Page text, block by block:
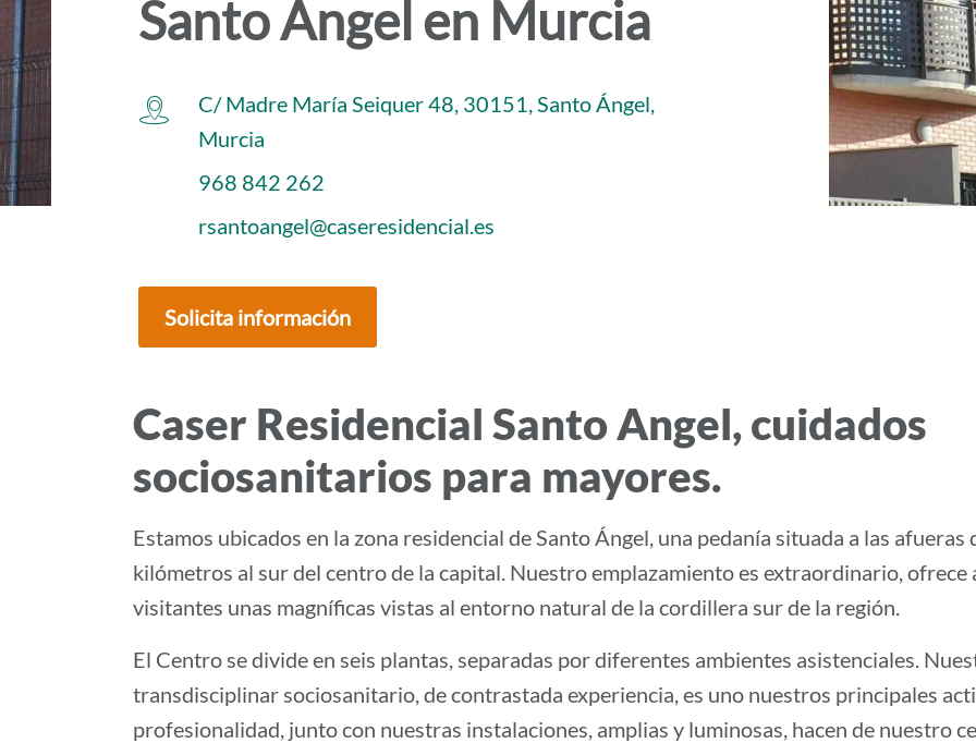
i
o
p
r
i
n
Santo Ángel en Murcia
C/ Madre María Seiquer 48, 30151, Santo Ángel,
Murcia
968 842 262
rsantoangel@caseresidencial.es
Solicita información
Caser Residencial Santo Ángel, cuidados
sociosanitarios para mayores.
Estamos ubicados en la zona residencial de Santo Ángel, una pedanía situada a las afueras
kilómetros al sur del centro de la capital. Nuestro emplazamiento es extraordinario, ofrece
visitantes unas magníficas vistas al entorno natural de la cordillera sur de la región.
El Centro se divide en seis plantas, separadas por diferentes ambientes asistenciales.
transdisciplinar sociosanitario, de contrastada experiencia, es uno nuestros principales
profesionalidad, junto con nuestras instalaciones, amplias y luminosas, hacen de nuestro